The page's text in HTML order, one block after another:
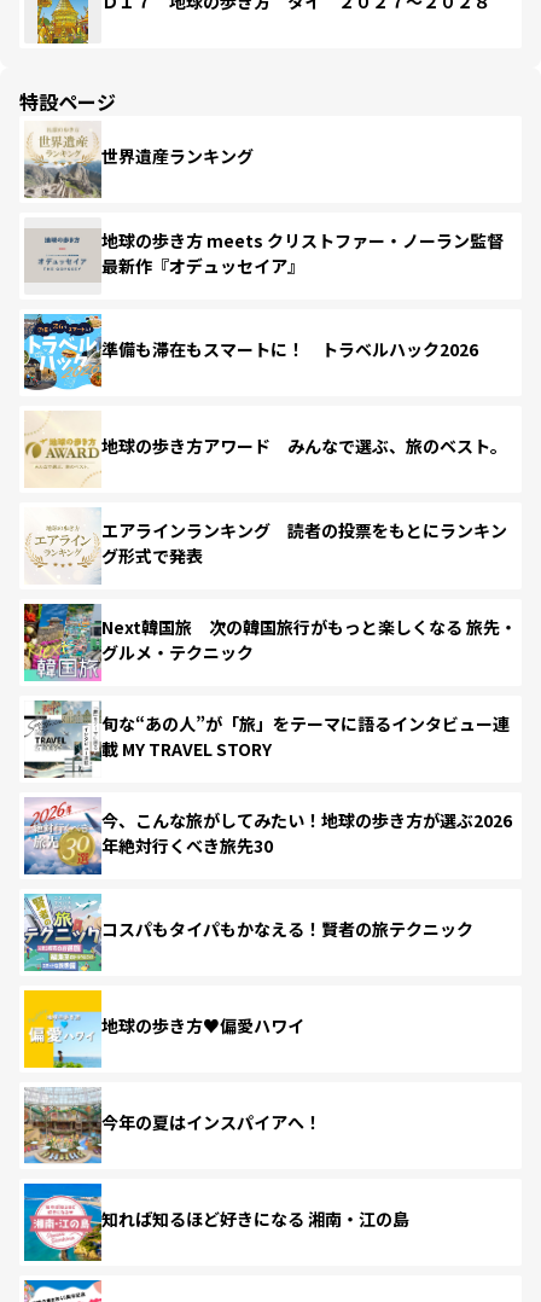
特設ページ
世界遺産ランキング
地球の歩き方 meets クリストファー・ノーラン監督
最新作『オデュッセイア』
準備も滞在もスマートに！ トラベルハック2026
地球の歩き方アワード みんなで選ぶ、旅のベスト。
エアラインランキング 読者の投票をもとにランキン
グ形式で発表
Next韓国旅 次の韓国旅行がもっと楽しくなる 旅先・
グルメ・テクニック
旬な“あの人”が「旅」をテーマに語るインタビュー連
載 MY TRAVEL STORY
今、こんな旅がしてみたい！地球の歩き方が選ぶ2026
年絶対行くべき旅先30
コスパもタイパもかなえる！賢者の旅テクニック
地球の歩き方♥偏愛ハワイ
今年の夏はインスパイアへ！
知れば知るほど好きになる 湘南・江の島